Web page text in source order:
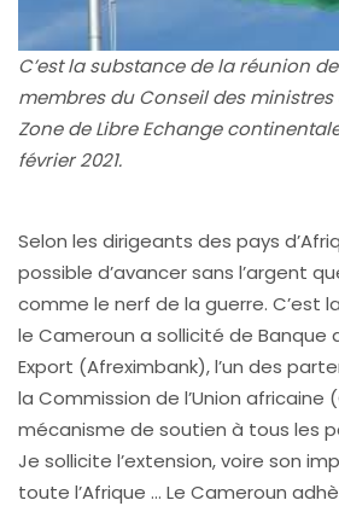
C’est la substance de la réunion
membres du Conseil des
Zone de Libre Echange
février 2021.
Selon les dirigeants des pays
possible d’avancer sans l’argent
comme le nerf de la guerre. C’est
le Cameroun a sollicité de Banque
Export (Afreximbank), l’un des
la Commission de l’Union africaine
mécanisme de soutien à tous les
Je sollicite l’extension, voire son
toute l’Afrique … Le Cameroun